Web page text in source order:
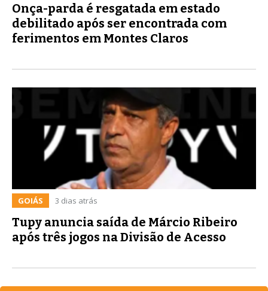
Onça-parda é resgatada em estado
debilitado após ser encontrada com
ferimentos em Montes Claros
GOIÁS 3 dias atrás
Tupy anuncia saída de Márcio Ribeiro
após três jogos na Divisão de Acesso